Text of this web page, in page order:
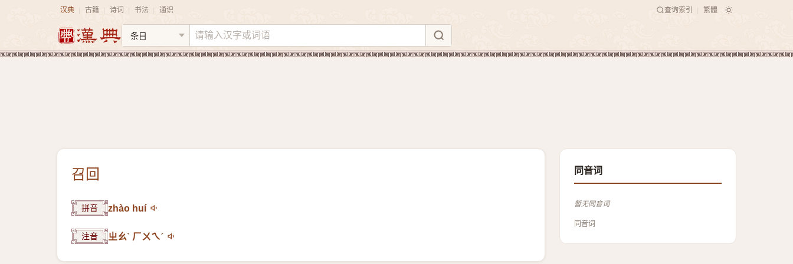
汉典 古籍 诗词 书法 通识 查询索引 繁體
召回
拼音 zhào huí
注音 ㄓㄠˋ ㄏㄨㄟˊ
同音词
暂无同音词
同音词